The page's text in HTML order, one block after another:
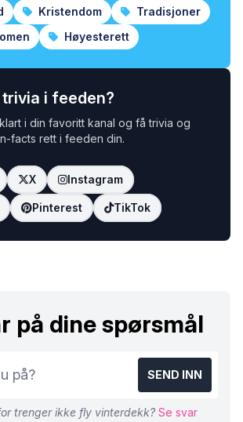
Kristendom
Tradisjoner
Høyesterett
trivia i feeden?
i din favoritt kanal og få trivia og
facts rett i feeden din.
X Instagram
Pinterest TikTok
på dine spørsmål
SEND INN
trenger ikke fly vinterdekk? Se svar